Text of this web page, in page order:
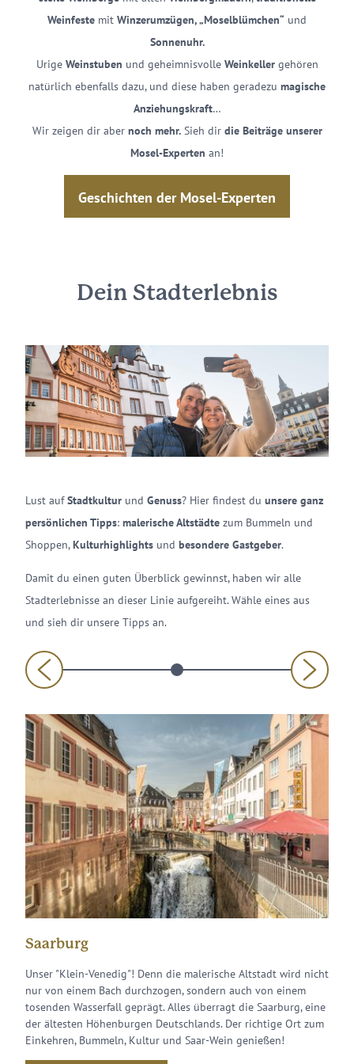
Weinfeste mit Winzerumzügen, „Moselblümchen“ und
Sonnenuhr.
Urige Weinstuben und geheimnisvolle Weinkeller gehören
natürlich ebenfalls dazu, und diese haben geradezu magische
Anziehungskraft…
Wir zeigen dir aber noch mehr.Sieh dir die Beiträge unserer
Mosel-Experten an!
Geschichten der Mosel-Experten
Dein Stadterlebnis
Lust aufStadtkultur und Genuss? Hier findest du unsere ganz
persönlichen Tipps: malerische Altstädte zum Bummeln und
Shoppen,Kulturhighlights und besondere Gastgeber.
Damit du einen guten Überblick gewinnst, haben wir alle
Stadterlebnisse an dieser Linie aufgereiht. Wähle eines aus
und sieh dir unsere Tipps an.
Saarburg
Unser "Klein-Venedig"! Denn die malerische Altstadt wird nicht
nur von einem Bach durchzogen, sondern auch von einem
tosenden Wasserfall geprägt. Alles überragt die Saarburg, eine
der ältesten Höhenburgen Deutschlands. Der richtige Ort zum
Einkehren, Bummeln, Kultur und Saar-Wein genießen!